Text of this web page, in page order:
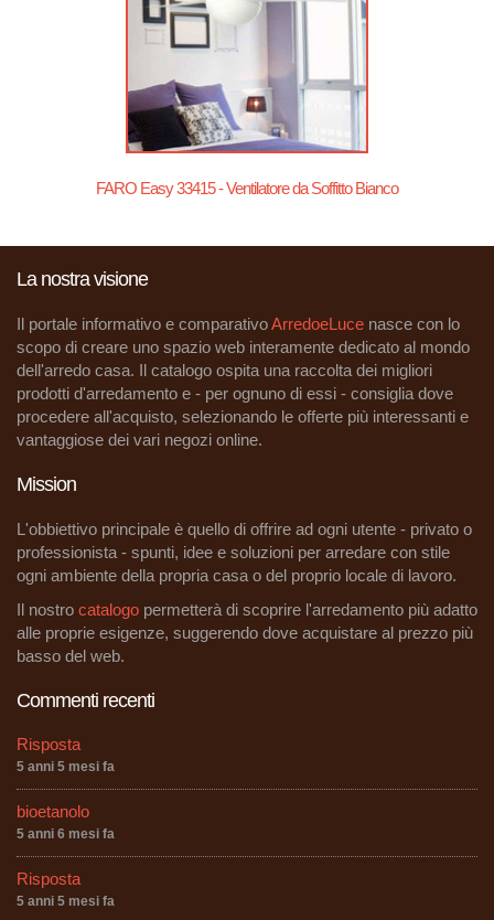
FARO Easy 33415 - Ventilatore da Soffitto Bianco
La nostra visione
Il portale informativo e comparativoArredoeLuce nasce con lo
scopo di creare uno spazio web interamente dedicato al mondo
dell'arredo casa. Il catalogo ospita una raccolta dei migliori
prodotti d'arredamento e - per ognuno di essi - consiglia dove
procedere all'acquisto, selezionando le offerte più interessanti e
vantaggiose dei vari negozi online.
Mission
L'obbiettivo principale è quello di offrire ad ogni utente - privato o
professionista - spunti, idee e soluzioni per arredare con stile
ogni ambiente della propria casa o del proprio locale di lavoro.
Il nostro catalogo permetterà di scoprire l'arredamento più adatto
alle proprie esigenze, suggerendo dove acquistare al prezzo più
basso del web.
Commenti recenti
Risposta
5 anni 5 mesi fa
bioetanolo
5 anni 6 mesi fa
Risposta
5 anni 5 mesi fa